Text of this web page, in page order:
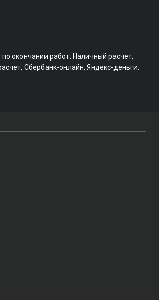
по окончании работ. Наличный расчет,
Cбербанк-онлайн, Яндекс-деньги.